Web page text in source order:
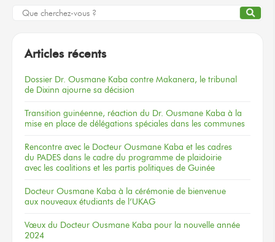
Articles récents
Dossier Dr. Ousmane Kaba contre Makanera, le tribunal
de Dixinn ajourne sa décision
Transition guinéenne, réaction du Dr. Ousmane Kaba à la
mise en place de délégations spéciales dans les communes
Rencontre avec le Docteur Ousmane Kaba et les cadres
du PADES dans le cadre du programme de plaidoirie
avec les coalitions et les partis politiques de Guinée
Docteur Ousmane Kaba à la cérémonie de bienvenue
aux nouveaux étudiants de l’UKAG
Vœux du Docteur Ousmane Kaba pour la nouvelle année
2024